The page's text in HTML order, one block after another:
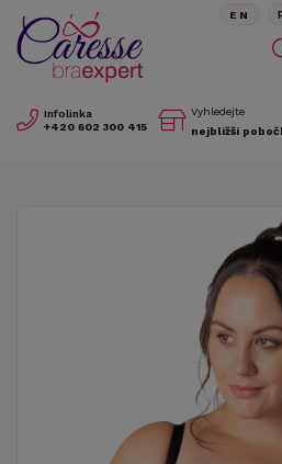
Infolinka
+420 602 300 415
Vyhledejte
nejbližší
EN